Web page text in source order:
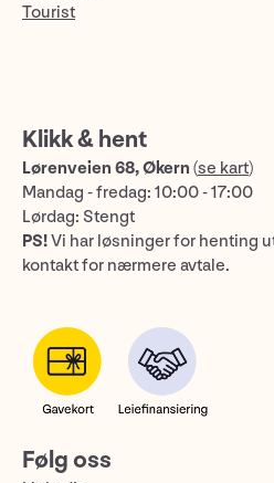
Tourist
Klikk & hent
Lørenveien 68, Økern (se kart)
Mandag - fredag: 10:00 - 17:00
Lørdag: Stengt
PS!Vi har løsninger for henting
kontakt for nærmere avtale.
Følg oss